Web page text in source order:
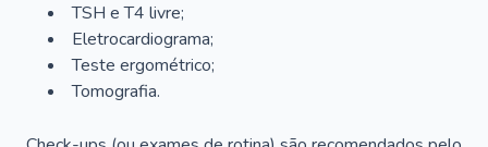
TSH e T4 livre;
Eletrocardiograma;
Teste ergométrico;
Tomografia.